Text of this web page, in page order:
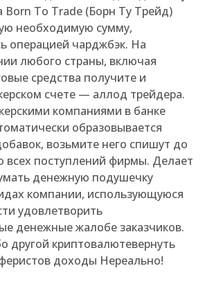
Born To Trade (Борн Ту Трейд)
необходимую сумму,
операцией чарджбэк. На
любого страны, включая
средства получите и
счете — аллод трейдера.
компаниями в банке
образовывается
возьмите него спишут до
всех поступлений фирмы. Делает
денежную подушечку
компании, использующуюся
удовлетворить
денежные жалобе заказчиков.
другой криптовалютевернуть
доходы Нереально!